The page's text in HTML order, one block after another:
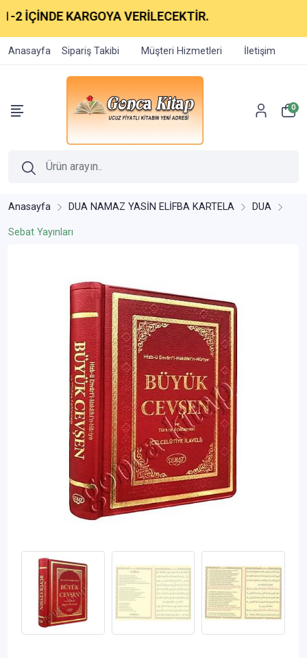
KARGOYA VERİLECEKTİR.
Anasayfa Sipariş Takibi Müşteri Hizmetleri İletişim
0
Anasayfa DUA NAMAZ YASİN ELİFBA KARTELA DUA
Sebat Yayınları